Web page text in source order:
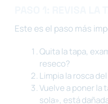
Este es el paso más
Quita la tapa,
reseco?
Limpia la rosca
Vuelve a poner la
sola», está